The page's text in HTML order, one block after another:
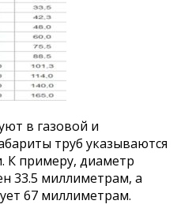
в газовой и
труб указываются
К примеру, диаметр
33.5 миллиметрам, а
67 миллиметрам.